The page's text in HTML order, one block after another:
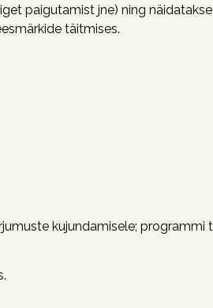
paigutamist jne) ning näidatakse
täitmises.
kujundamisele; programmi